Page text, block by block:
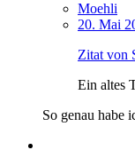
Moehli
20. Mai
Zitat von
Ein altes
So genau habe